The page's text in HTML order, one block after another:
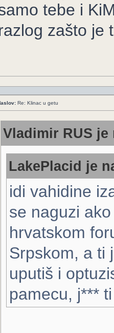
tebe i
zašto je
Re: Klinac u getu
Vladimir RUS je
LakePlacid je
idi vahidine
se naguzi
hrvatskom
Srpskom, a ti
uputiš i
pamecu, j***